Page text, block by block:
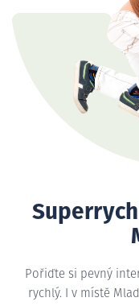
Pořiďte si pevný
rychlý. I v místě